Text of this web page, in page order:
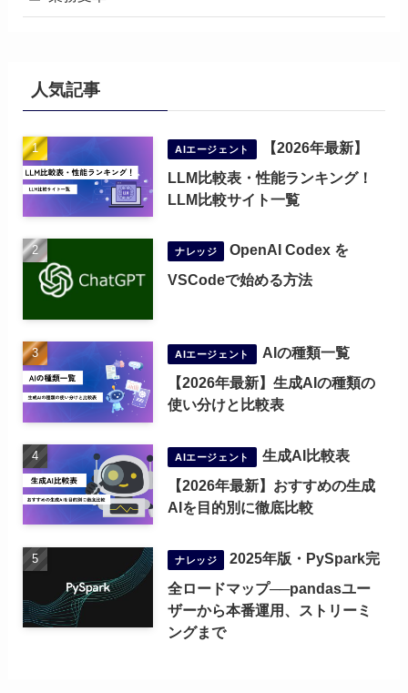
人気記事
AIエージェント
【2026年最新】
LLM比較表・性能ランキング！
LLM比較サイト一覧
ナレッジ
OpenAI Codex を
VSCodeで始める方法
AIエージェント
AIの種類一覧
【2026年最新】生成AIの種類の
使い分けと比較表
AIエージェント
生成AI比較表
【2026年最新】おすすめの生成
AIを目的別に徹底比較
ナレッジ
2025年版・PySpark完
全ロードマップ──pandasユー
ザーから本番運用、ストリーミ
ングまで